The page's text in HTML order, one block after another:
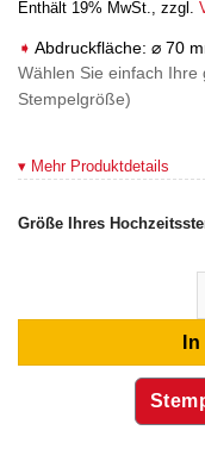
Enthält 19% MwSt. zzgl.
Abdruckfläche: ⌀ 70
Wählen Sie einfach Ihre
Stempelgröße)
▾ Mehr Produktdetails
Größe Ihres
Stempel Hochzeit -